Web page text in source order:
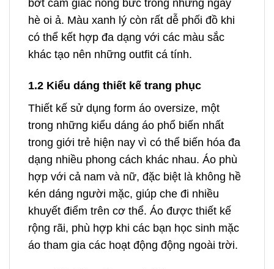
bớt cảm giác nóng bức trong những ngày
hè oi ả. Màu xanh lý còn rất dễ phối đồ khi
có thể kết hợp đa dạng với các màu sắc
khác tạo nên những outfit cá tính.
1.2 Kiểu dáng thiết kế trang phục
Thiết kế sử dụng form áo oversize, một
trong những kiểu dáng áo phổ biến nhất
trong giới trẻ hiện nay vì có thể biến hóa đa
dạng nhiều phong cách khác nhau. Áo phù
hợp với cả nam và nữ, đặc biệt là không hề
kén dáng người mặc, giúp che đi nhiều
khuyết điểm trên cơ thể. Áo được thiết kế
rộng rãi, phù hợp khi các bạn học sinh mặc
áo tham gia các hoạt động động ngoài trời.